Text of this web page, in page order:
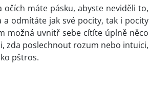
máte pásku, abyste neviděli to,
odmítáte jak své pocity, tak i pocity
možná uvnitř sebe cítíte úplně něco
zda poslechnout rozum nebo intuici,
pštros.